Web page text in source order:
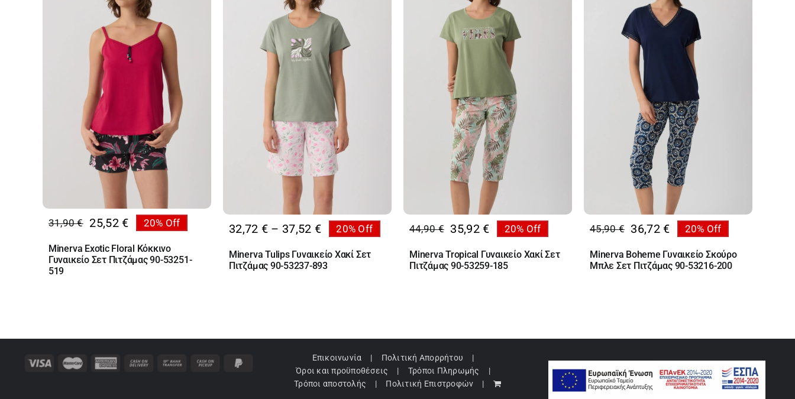
31,90€
Original
price
was:
31,90 €.
25,52 €
Η
τρέχουσα
τιμή
είναι:
20% Off
Minerva Exotic Floral Κόκκινο
Γυναικείο Σετ Πιτζάμας 90-53251-
519
32,72 € – 37,52 €Price
32,72 €
through
20% Off
Minerva Tulips Γυναικείo Χακί Σετ
Πιτζάμας 90-53237-893
44,90€
Original
price
was:
35,92 €
Η
τρέχουσα
τιμή
20% Off
Minerva Tropical Γυναικείo Χακί Σετ
Πιτζάμας 90-53259-185
45,90€
Original
price
was:
36,72 €
Η
τρέχουσα
τιμή
20% Off
Minerva Boheme Γυναικείo Σκούρο
Μπλε Σετ Πιτζάμας 90-53216-200
Επικοινωνία
Πολιτική Απορρήτου
Όροι και προϋποθέσεις
Τρόποι Πληρωμής
Τρόποι αποστολής
Πολιτική Επιστροφών